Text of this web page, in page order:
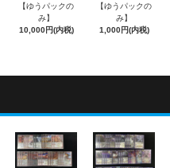
【ゆうパックの
み】
10,000円(内税)
【ゆうパックの
み】
1,000円(内税)